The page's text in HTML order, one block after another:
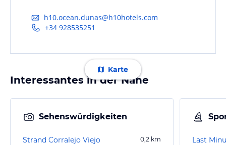
h10.ocean.dunas@h10hotels.com
+34 928535251
Karte
Interessantes in der Nähe
Sehenswürdigkeiten
Strand Corralejo Viejo 0,2 km Last